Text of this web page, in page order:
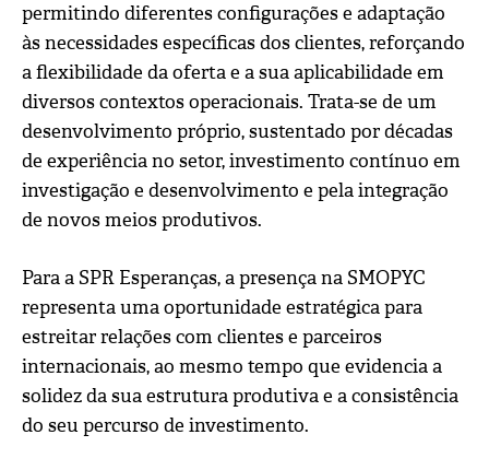
permitindo diferentes configurações e adaptação
às necessidades específicas dos clientes, reforçando
a flexibilidade da oferta e a sua aplicabilidade em
diversos contextos operacionais. Trata-se de um
desenvolvimento próprio, sustentado por décadas
de experiência no setor, investimento contínuo em
investigação e desenvolvimento e pela integração
de novos meios produtivos.
Para a SPR Esperanças, a presença na SMOPYC
representa uma oportunidade estratégica para
estreitar relações com clientes e parceiros
internacionais, ao mesmo tempo que evidencia a
solidez da sua estrutura produtiva e a consistência
do seu percurso de investimento.